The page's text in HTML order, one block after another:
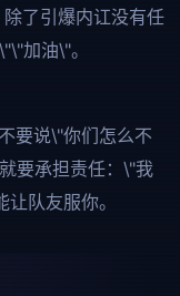
了引爆内讧没有任
加油\"。
要说\"你们怎么不
要承担责任：\"我
队友服你。